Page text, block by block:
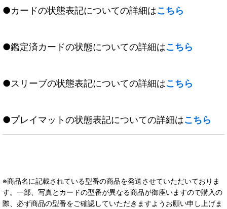
●カードの状態表記についての詳細はこちら
●鑑定済カードの状態についての詳細はこちら
●スリーブの状態表記についての詳細はこちら
●プレイマットの状態表記についての詳細はこちら
※商品名に記載されている型番の商品を発送させていただいておりま
す。一部、写真とカードの型番が異なる商品が御座いますので購入の
際、必ず商品の型番をご確認していただきますようお願い申し上げま